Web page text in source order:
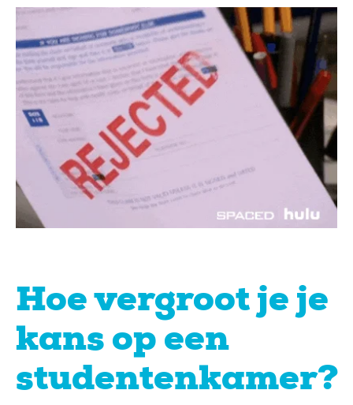
Hoe vergroot je je
kans op een
studentenkamer?